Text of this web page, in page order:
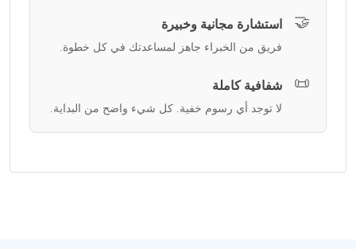
🤝 استشارة مجانية وخبيرة
فريق من الخبراء جاهز لمساعدتك في كل خطوة.
📜 شفافية كاملة
لا توجد أي رسوم خفية. كل شيء واضح من البداية.